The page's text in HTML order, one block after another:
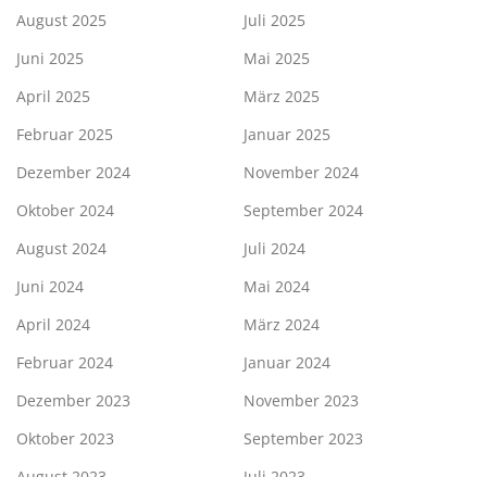
August 2025
Juli 2025
Juni 2025
Mai 2025
April 2025
März 2025
Februar 2025
Januar 2025
Dezember 2024
November 2024
Oktober 2024
September 2024
August 2024
Juli 2024
Juni 2024
Mai 2024
April 2024
März 2024
Februar 2024
Januar 2024
Dezember 2023
November 2023
Oktober 2023
September 2023